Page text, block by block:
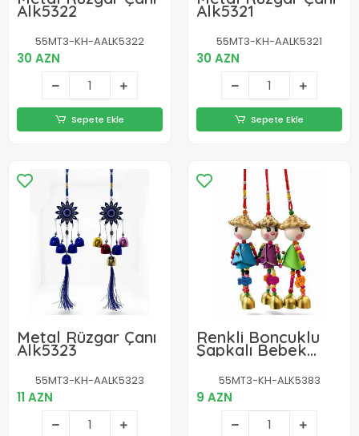
Alk5322
55MT3-KH-AALK5322
30 AZN
Sepete Ekle
Alk5321
55MT3-KH-AALK5321
30 AZN
Sepete Ekle
Metal Rüzgar Çanı
Alk5323
55MT3-KH-AALK5323
11 AZN
Renkli Boncuklu
Şapkalı Bebek
Rüzgar Çanı
Alk5383
55MT3-KH-ALK5383
9 AZN